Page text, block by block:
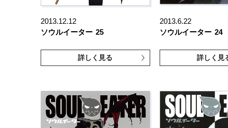
2013.12.12
ソウルイーター 25
詳しく見る
2013.6.22
ソウルイーター 24
詳しく見